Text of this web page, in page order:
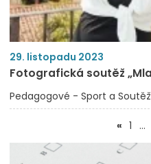
29. listopadu 2023
Fotografická soutěž
Pedagogové - Sport a
« 1 …